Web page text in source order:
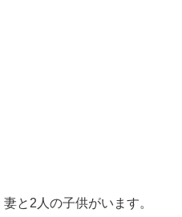
と2人の子供がいます。